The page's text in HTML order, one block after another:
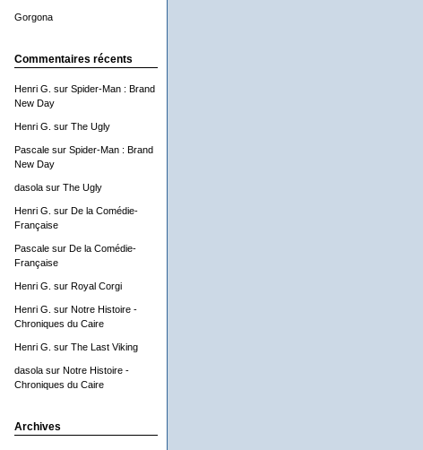
Gorgona
Commentaires récents
Henri G. sur Spider-Man : Brand
New Day
Henri G. sur The Ugly
Pascalesur Spider-Man : Brand
New Day
dasolasur The Ugly
Henri G. sur De la Comédie-
Française
Pascalesur De la Comédie-
Française
Henri G. sur Royal Corgi
Henri G. sur Notre Histoire -
Chroniques du Caire
Henri G. sur The Last Viking
dasolasur Notre Histoire -
Chroniques du Caire
Archives